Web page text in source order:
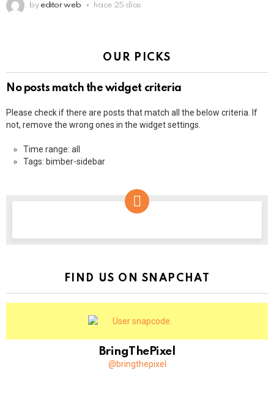
by editor web hace 25 días
OUR PICKS
No posts match the widget criteria
Please check if there are posts that match all the below criteria. If
not, remove the wrong ones in the widget settings.
Time range: all
Tags: bimber-sidebar
FIND US ON SNAPCHAT
BringThePixel
@bringthepixel